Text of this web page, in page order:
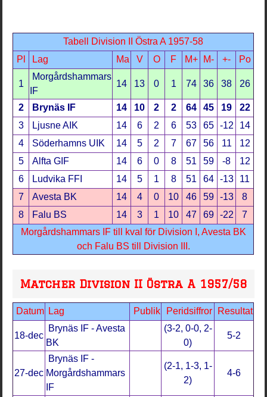
Tabell Division II Östra A 1957-58
Pl
Lag Ma V O F M+ M- +- Po
1
Morgårdshammars
IF
14 13 0 1 74 36 38 26
2 Brynäs IF 14 10 2 2 64 45 19
22
3
Ljusne AIK 14 6 2 6 53 65 -12
14
4
Söderhamns UIK 14 5 2 7 67 56 11
12
5
Alfta GIF 14 6 0 8 51 59 -8
12
6
Ludvika FFI 14 5 1 8 51 64 -13
11
7
Avesta BK 14 4 0 10 46 59 -13
8
8
Falu BS 14 3 1 10 47 69 -22
7
Morgårdshammars IF till kval för Division I, Avesta BK
och Falu BS till Division III.
Matcher Division II Östra A 1957/58
Datum Lag Publik Peridsiffror Resultat
18-dec
Brynäs IF - Avesta
BK
(3-2, 0-0, 2-
0)
5-2
27-dec
Brynäs IF -
Morgårdshammars
IF
(2-1, 1-3, 1-
2)
4-6